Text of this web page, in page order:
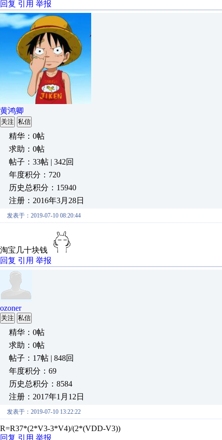
回复 引用 举报
黄鸿卿
关注 私信
精华：0帖
求助：0帖
帖子：33帖 | 342回
年度积分：720
历史总积分：15940
注册：2016年3月28日
发表于：2019-07-10 08:20:44
淘宝几十块钱
回复 引用 举报
ozoner
关注 私信
精华：0帖
求助：0帖
帖子：17帖 | 848回
年度积分：69
历史总积分：8584
注册：2017年1月12日
发表于：2019-07-10 13:22:22
R=R37*(2*V3-3*V4)/(2*(VDD-V3))
回复 引用 举报